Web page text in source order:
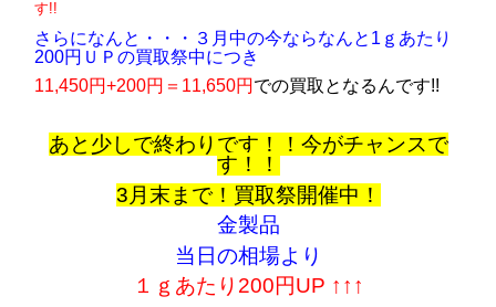
す!!
さらになんと・・・３月中の今ならなんと1ｇあたり
200円ＵＰの買取祭中につき
11,450円+200円＝11,650円 での買取となるんです!!
あと少しで終わりです！！今がチャンスで
す！！
3月末まで！買取祭開催中！
金製品
当日の相場より
１ｇあたり200円UP ↑↑↑